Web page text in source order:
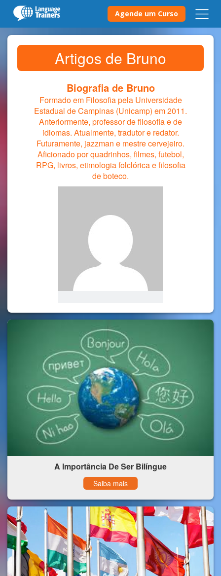
Agende um Curso
Artigos de Bruno
Biografia de Bruno
Formado em Filosofia pela Universidade
Estadual de Campinas (Unicamp) em 2011.
Anteriormente, professor de filosofia e de
idiomas. Atualmente, tradutor e redator.
Futuramente, jazzman e mestre cervejeiro.
Aficionado por quadrinhos, filmes, futebol,
RPG, livros, etimologia folclórica e filosofia
de boteco.
A Importância De Ser Bilíngue
Saiba mais